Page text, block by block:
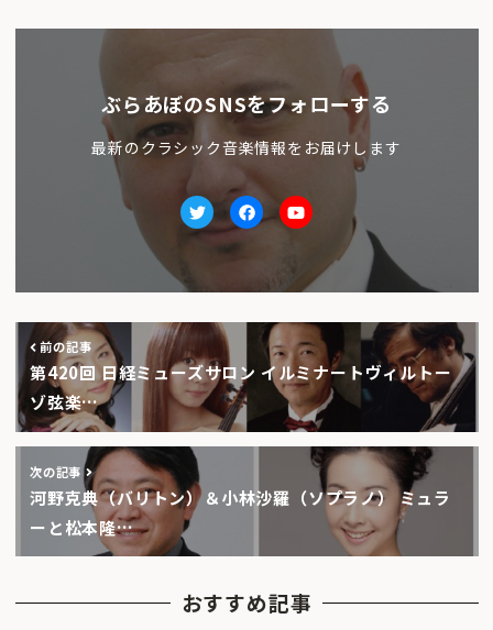
ぶらあぼのSNSをフォローする
最新のクラシック音楽情報をお届けします
TwitterfacebookYoutube
前の記事
第420回 日経ミューズサロン イルミナートヴィルトー
ゾ弦楽…
次の記事
河野克典（バリトン）＆小林沙羅（ソプラノ） ミュラ
ーと松本隆…
おすすめ記事